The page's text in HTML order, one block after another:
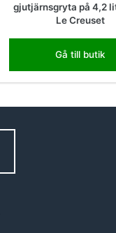
gjutjärnsgryta på 4,2
Le Creuset
Gå till butik